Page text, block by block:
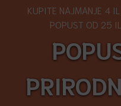
KUPITE NAJMANJE 4
POPUST OD 25